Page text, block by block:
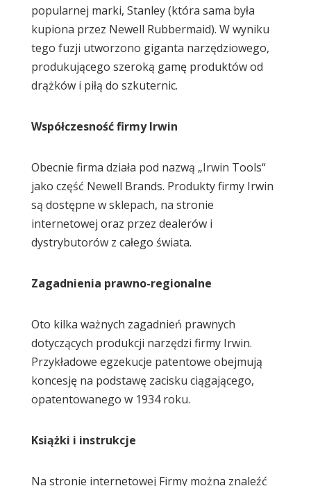
popularnej marki, Stanley (która sama była
kupiona przez Newell Rubbermaid). W wyniku
tego fuzji utworzono giganta narzędziowego,
produkującego szeroką gamę produktów od
drążków i piłą do szkuternic.
Współczesność firmy Irwin
Obecnie firma działa pod nazwą „Irwin Tools“
jako część Newell Brands. Produkty firmy Irwin
są dostępne w sklepach, na stronie
internetowej oraz przez dealerów i
dystrybutorów z całego świata.
Zagadnienia prawno-regionalne
Oto kilka ważnych zagadnień prawnych
dotyczących produkcji narzędzi firmy Irwin.
Przykładowe egzekucje patentowe obejmują
koncesję na podstawę zacisku ciągającego,
opatentowanego w 1934 roku.
Książki i instrukcje
Na stronie internetowej Firmy można znaleźć